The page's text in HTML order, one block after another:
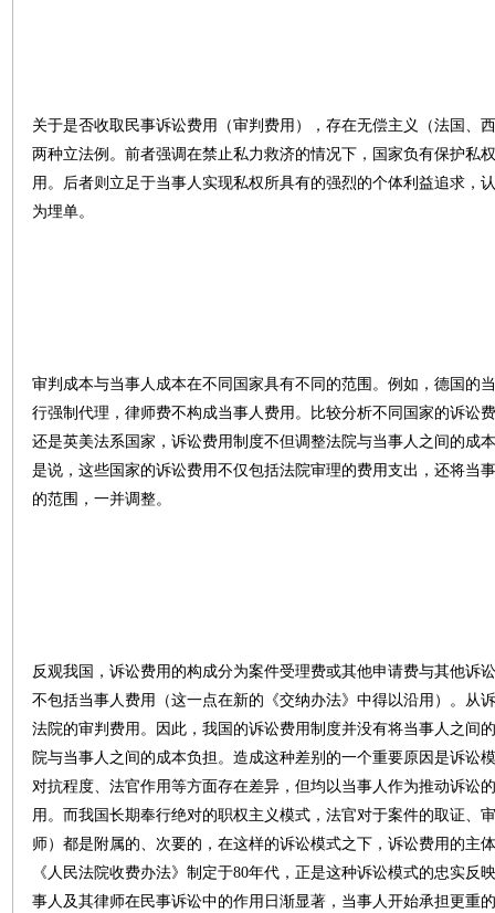
关于是否收取民事诉讼费用（审判费用），存在无偿主义（法国、
两种立法例。前者强调在禁止私力救济的情况下，国家负有保护私
用。后者则立足于当事人实现私权所具有的强烈的个体利益追求，
为埋单。
审判成本与当事人成本在不同国家具有不同的范围。例如，德国的
行强制代理，律师费不构成当事人费用。比较分析不同国家的诉讼
还是英美法系国家，诉讼费用制度不但调整法院与当事人之间的成
是说，这些国家的诉讼费用不仅包括法院审理的费用支出，还将当
的范围，一并调整。
反观我国，诉讼费用的构成分为案件受理费或其他申请费与其他诉
不包括当事人费用（这一点在新的《交纳办法》中得以沿用）。从
法院的审判费用。因此，我国的诉讼费用制度并没有将当事人之间
院与当事人之间的成本负担。造成这种差别的一个重要原因是诉讼
对抗程度、法官作用等方面存在差异，但均以当事人作为推动诉讼
用。而我国长期奉行绝对的职权主义模式，法官对于案件的取证、
师）都是附属的、次要的，在这样的诉讼模式之下，诉讼费用的主
《人民法院收费办法》制定于80年代，正是这种诉讼模式的忠实反
事人及其律师在民事诉讼中的作用日渐显著，当事人开始承担更重